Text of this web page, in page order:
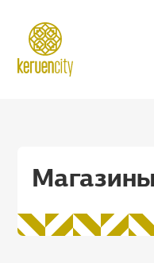
Магазины